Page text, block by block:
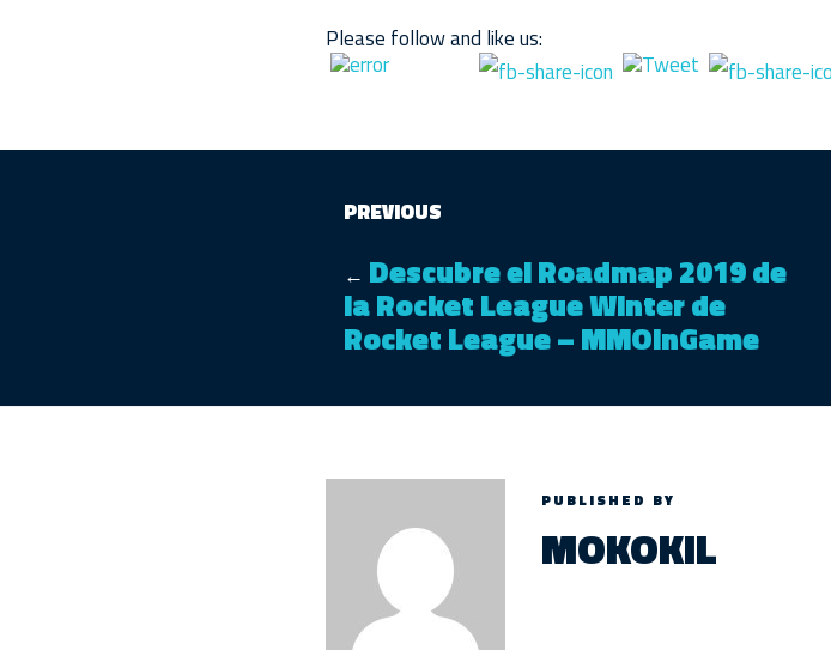
Please follow and like us:
PREVIOUS
← Descubre el Roadmap 2019 de
la Rocket League Winter de
Rocket League – MMOinGame
PUBLISHED BY
MOKOKIL